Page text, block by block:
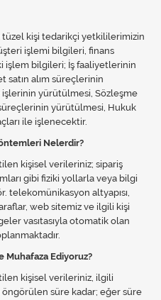
kişi tedarikçi yetkililerimizin
işlemi bilgileri, finans
işlem bilgileri; İş faaliyetlerinin
alım süreçlerinin
yürütülmesi, Sözleşme
yürütülmesi, Hukuk
ile işlenecektir.
Nelerdir?
kişisel verileriniz; sipariş
gibi fiziki yollarla veya bilgi
telekomünikasyon altyapısı,
web sitemiz ve ilgili kişi
vasıtasıyla otomatik olan
Muhafaza Ediyoruz?
kişisel verileriniz, ilgili
süre kadar; eğer süre